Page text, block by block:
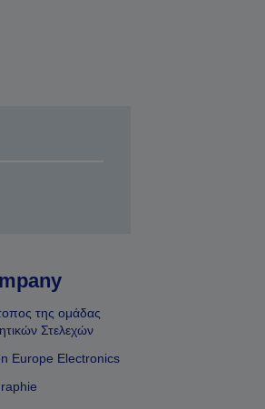
της ομάδας
Στελεχών
Europe Electronics